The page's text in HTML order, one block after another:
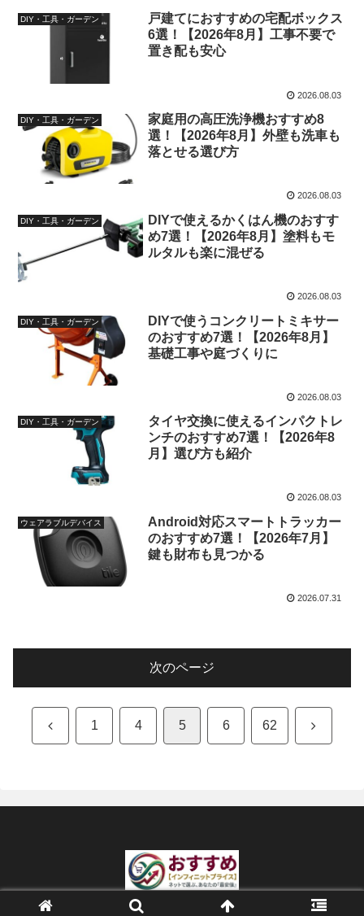
DIY・工具・ガーデン
戸建てにおすすめの宅配ボックス
6選！【2026年8月】工事不要で
置き配も安心
2026.08.03
DIY・工具・ガーデン
家庭用の高圧洗浄機おすすめ8
選！【2026年8月】外壁も洗車も
落とせる選び方
2026.08.03
DIY・工具・ガーデン
DIYで使えるかくはん機のおすす
め7選！【2026年8月】塗料もモ
ルタルも楽に混ぜる
2026.08.03
DIY・工具・ガーデン
DIYで使うコンクリートミキサー
のおすすめ7選！【2026年8月】
基礎工事や庭づくりに
2026.08.03
DIY・工具・ガーデン
タイヤ交換に使えるインパクトレ
ンチのおすすめ7選！【2026年8
月】選び方も紹介
2026.08.03
ウェアラブルデバイス
Android対応スマートトラッカー
のおすすめ7選！【2026年7月】
鍵も財布も見つかる
2026.07.31
次のページ
前 1 4 5 6 62 次
© 2026 おすすめ【インフィニットプライス】.